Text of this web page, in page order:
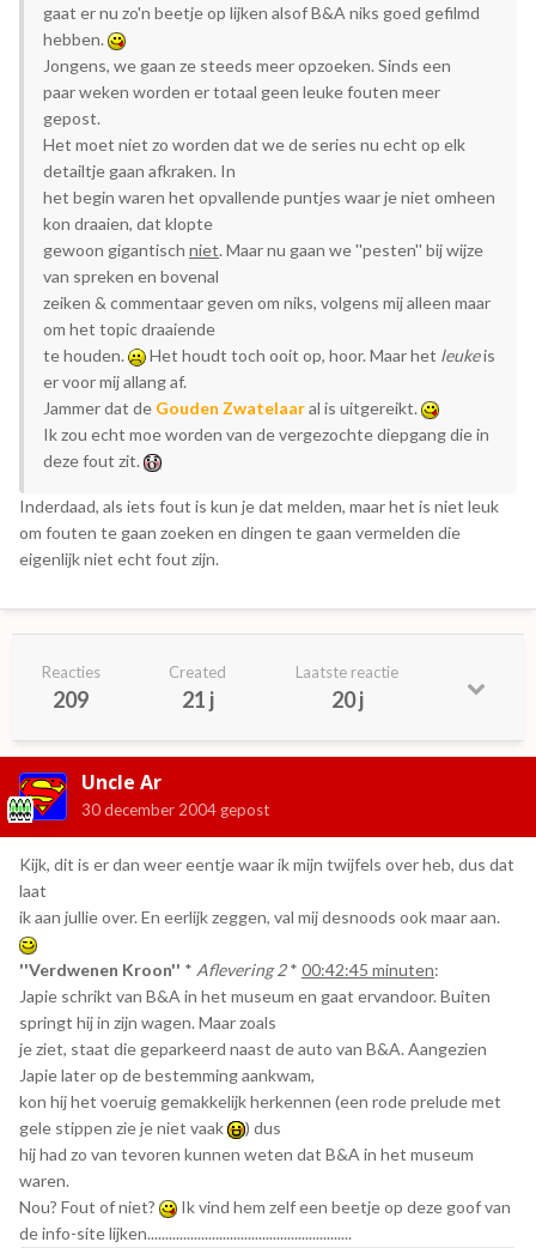
gaat er nu zo'n beetje op lijken alsof B&A niks goed gefilmd
hebben.
Jongens, we gaan ze steeds meer opzoeken. Sinds een
paar weken worden er totaal geen leuke fouten meer
gepost.
Het moet niet zo worden dat we de series nu echt op elk
detailtje gaan afkraken. In
het begin waren het opvallende puntjes waar je niet omheen
kon draaien, dat klopte
gewoon gigantisch niet. Maar nu gaan we ''pesten'' bij wijze
van spreken en bovenal
zeiken & commentaar geven om niks, volgens mij alleen maar
om het topic draaiende
te houden.
Het houdt toch ooit op, hoor. Maar het leukeis
er voor mij allang af.
Jammer dat de Gouden Zwatelaaral is uitgereikt.
Ik zou echt moe worden van de vergezochte diepgang die in
deze fout zit.
Inderdaad, als iets fout is kun je dat melden, maar het is niet leuk
om fouten te gaan zoeken en dingen te gaan vermelden die
eigenlijk niet echt fout zijn.
Reacties
209
Created
21 j
Laatste reactie
20 j
Uncle Ar
30 december 2004 gepost
Kijk, dit is er dan weer eentje waar ik mijn twijfels over heb, dus dat
laat
ik aan jullie over. En eerlijk zeggen, val mij desnoods ook maar aan.
''Verdwenen Kroon'' * Aflevering 2* 00:42:45 minuten:
Japie schrikt van B&A in het museum en gaat ervandoor. Buiten
springt hij in zijn wagen. Maar zoals
je ziet, staat die geparkeerd naast de auto van B&A. Aangezien
Japie later op de bestemming aankwam,
kon hij het voeruig gemakkelijk herkennen (een rode prelude met
gele stippen zie je niet vaak
) dus
hij had zo van tevoren kunnen weten dat B&A in het museum
waren.
Nou? Fout of niet?
Ik vind hem zelf een beetje op deze goof van
de info-site lijken.........................................................